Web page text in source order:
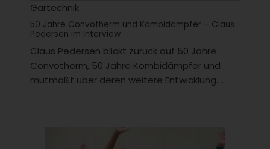
Gartechnik
50 Jahre Convotherm und Kombidämpfer – Claus
Pedersen im Interview
Claus Pedersen blickt zurück auf 50 Jahre
Convotherm, 50 Jahre Kombidämpfer und
mutmaßt über deren weitere Entwicklung....